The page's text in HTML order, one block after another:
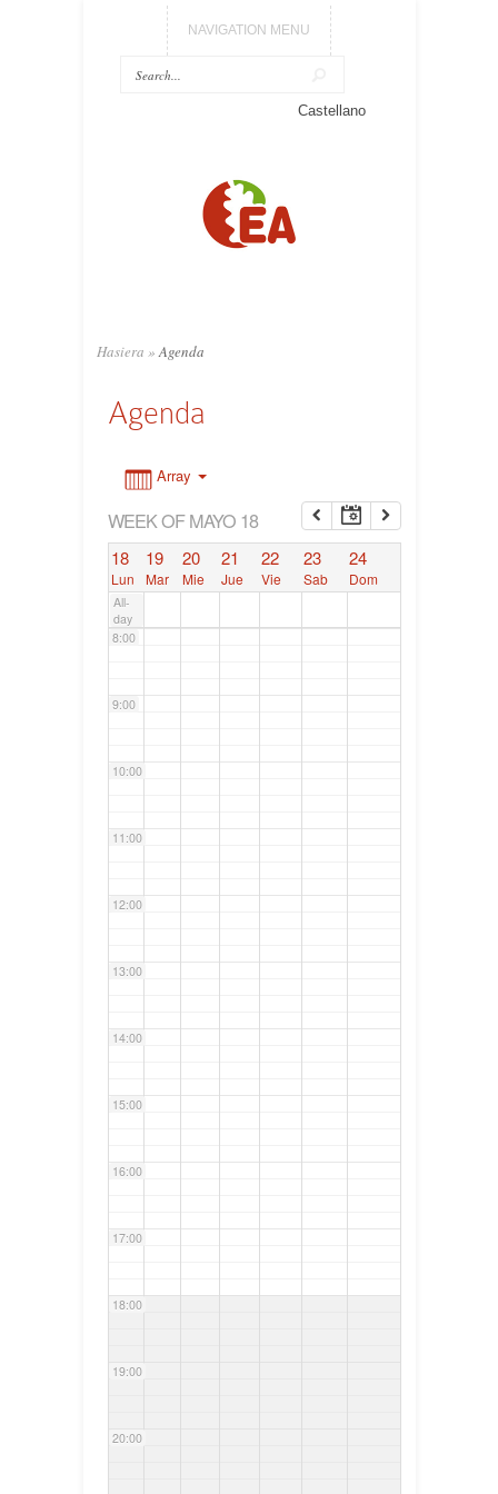
NAVIGATION MENU
Castellano
Hasiera » Agenda
Agenda
Array
WEEK OF MAYO 18
18
Lun
19
Mar
20
Mie
21
Jue
22
Vie
23
Sab
24
Dom
All-
day
7:00
8:00
9:00
10:00
11:00
12:00
13:00
14:00
15:00
16:00
17:00
18:00
19:00
20:00